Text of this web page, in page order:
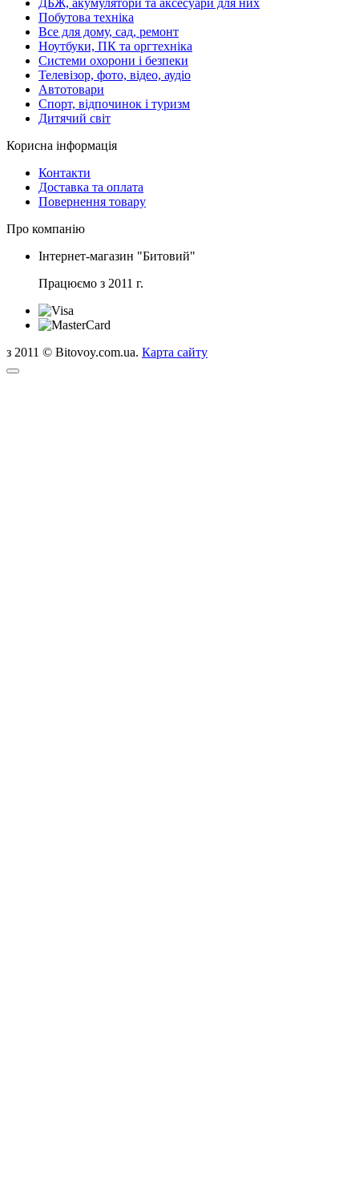
Побутова техніка
Все для дому, сад, ремонт
Ноутбуки, ПК та оргтехніка
Системи охорони і безпеки
Телевізор, фото, відео, аудіо
Автотовари
Спорт, відпочинок і туризм
Дитячий світ
Корисна інформація
Контакти
Доставка та оплата
Повернення товару
Про компанію
Інтернет-магазин "Битовий"
Працюємо з 2011 г.
з 2011 © Bitovoy.com.ua. Карта сайту